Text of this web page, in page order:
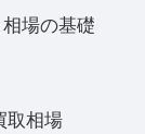
場の基礎
取相場